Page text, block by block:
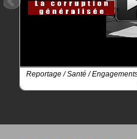
Blogs
Reportage / Santé /